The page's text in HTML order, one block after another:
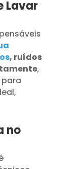
Lavar
, ruídos
,
no